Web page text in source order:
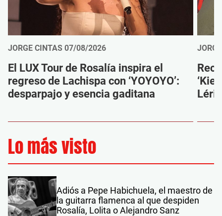
JORGE CINTAS 07/08/2026
El LUX Tour de Rosalía inspira el
regreso de Lachispa con ‘YOYOYO’:
desparpajo y esencia gaditana
Lo más visto
Adiós a Pepe Habichuela, el maestro de
la guitarra flamenca al que despiden
Rosalía, Lolita o Alejandro Sanz